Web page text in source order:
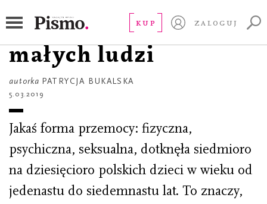
KUP ZALOGUJ
To nie jest kraj dla
małych ludzi
autorka PATRYCJA BUKALSKA
5.03.2019
Jakaś forma przemocy: fizyczna,
psychiczna, seksualna, dotknęła siedmioro
na dziesięcioro polskich dzieci w wieku od
jedenastu do siedemnastu lat. To znaczy,